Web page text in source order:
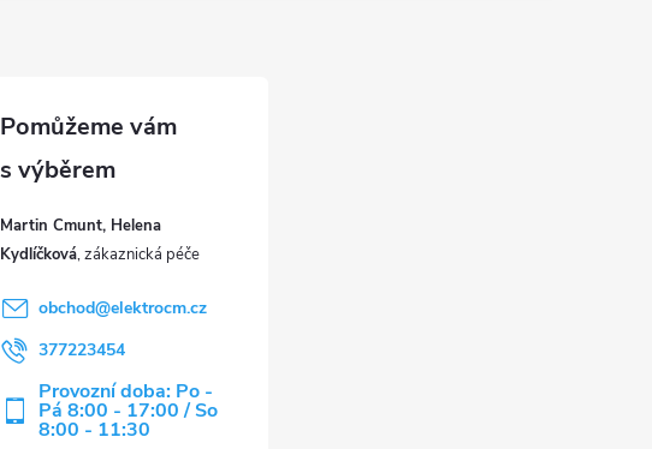
Martin Cmunt, Helena
Kydlíčková
obchod@elektrocm.cz
377223454
Provozní doba: Po -
Pá 8:00 - 17:00 / So
8:00 - 11:30